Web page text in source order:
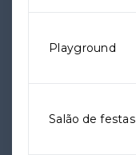
Playground
Salão de festas